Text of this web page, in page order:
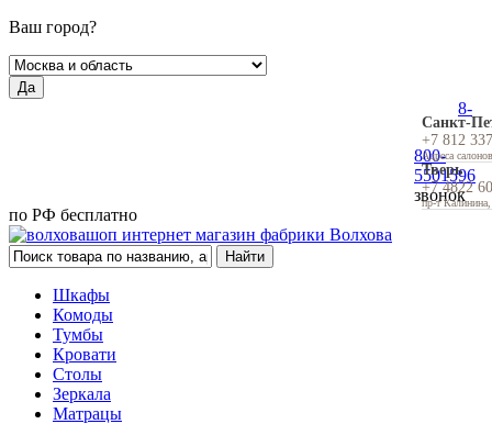
Ваш город?
Да
Санкт-
+7 812
Адреса
Тверь
+7 4822
пр-т
8-
800-
5501596
звонок
по РФ бесплатно
Шкафы
Комоды
Тумбы
Кровати
Столы
Зеркала
Матрацы